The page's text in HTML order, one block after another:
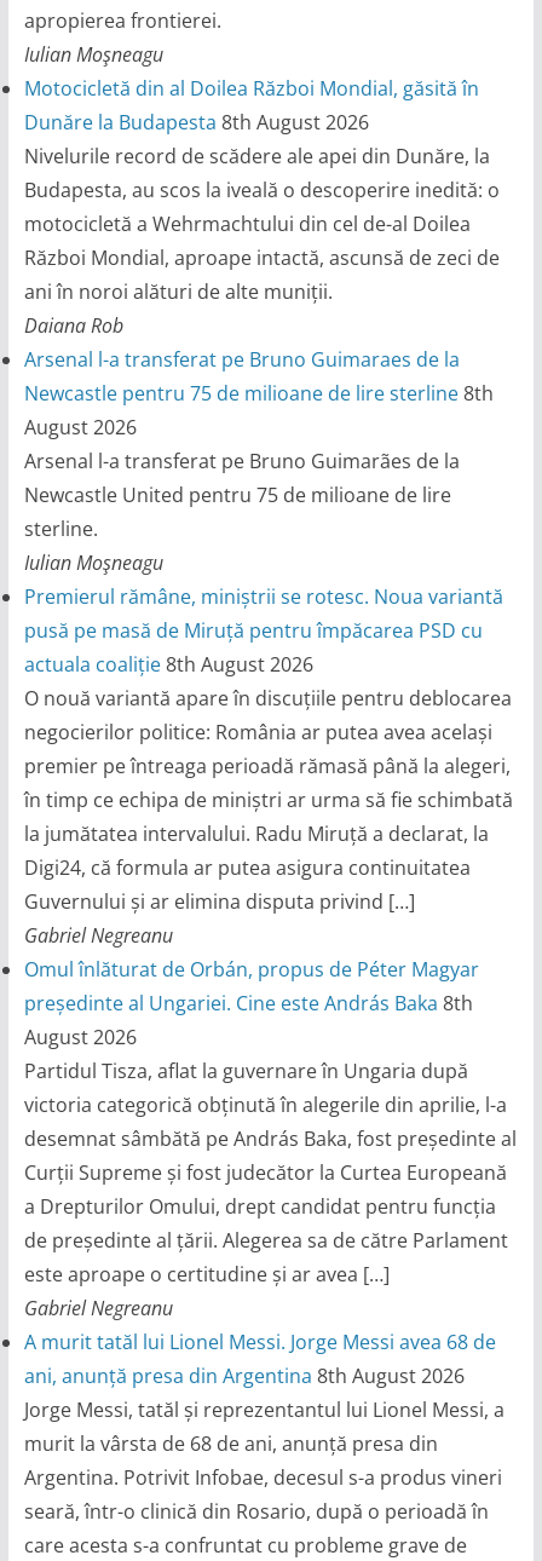
apropierea frontierei.
Iulian Moşneagu
Motocicletă din al Doilea Război Mondial, găsită în
Dunăre la Budapesta 8th August 2026
Nivelurile record de scădere ale apei din Dunăre, la
Budapesta, au scos la iveală o descoperire inedită: o
motocicletă a Wehrmachtului din cel de-al Doilea
Război Mondial, aproape intactă, ascunsă de zeci de
ani în noroi alături de alte muniții.
Daiana Rob
Arsenal l-a transferat pe Bruno Guimaraes de la
Newcastle pentru 75 de milioane de lire sterline8th
August 2026
Arsenal l-a transferat pe Bruno Guimarães de la
Newcastle United pentru 75 de milioane de lire
sterline.
Iulian Moşneagu
Premierul rămâne, miniștrii se rotesc. Noua variantă
pusă pe masă de Miruță pentru împăcarea PSD cu
actuala coaliție8th August 2026
O nouă variantă apare în discuțiile pentru deblocarea
negocierilor politice: România ar putea avea același
premier pe întreaga perioadă rămasă până la alegeri,
în timp ce echipa de miniștri ar urma să fie schimbată
la jumătatea intervalului. Radu Miruță a declarat, la
Digi24, că formula ar putea asigura continuitatea
Guvernului și ar elimina disputa privind […]
Gabriel Negreanu
Omul înlăturat de Orbán, propus de Péter Magyar
președinte al Ungariei. Cine este András Baka 8th
August 2026
Partidul Tisza, aflat la guvernare în Ungaria după
victoria categorică obținută în alegerile din aprilie, l-a
desemnat sâmbătă pe András Baka, fost președinte al
Curții Supreme și fost judecător la Curtea Europeană
a Drepturilor Omului, drept candidat pentru funcția
de președinte al țării. Alegerea sa de către Parlament
este aproape o certitudine și ar avea […]
Gabriel Negreanu
A murit tatăl lui Lionel Messi. Jorge Messi avea 68 de
ani, anunță presa din Argentina 8th August 2026
Jorge Messi, tatăl și reprezentantul lui Lionel Messi, a
murit la vârsta de 68 de ani, anunță presa din
Argentina. Potrivit Infobae, decesul s-a produs vineri
seară, într-o clinică din Rosario, după o perioadă în
care acesta s-a confruntat cu probleme grave de